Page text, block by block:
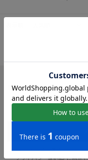
新入荷やセール情報をいち
※「メールを受け取る」ボタン
プライバシー規約
に同意